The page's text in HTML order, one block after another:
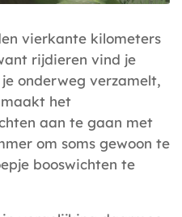
vierkante kilometers
rijdieren vind je
onderweg verzamelt,
het
aan te gaan met
om soms gewoon te
booswichten te